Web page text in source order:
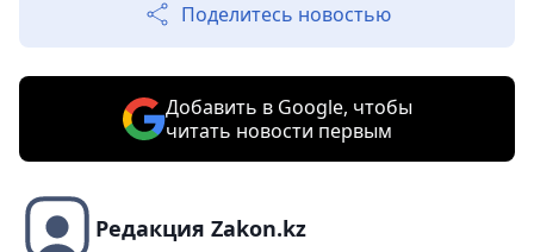
Поделитесь новостью
Добавить в Google, чтобы
читать новости первым
Редакция Zakon.kz